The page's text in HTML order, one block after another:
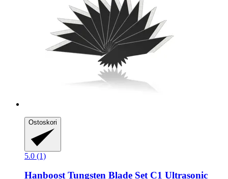
Ostoskori
5.0 (1)
HanboostTungsten Blade Set C1 Ultrasonic